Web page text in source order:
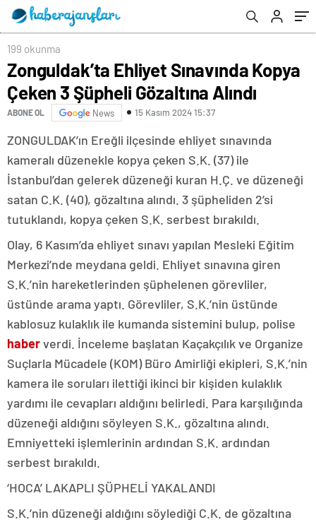
199 okunma
Zonguldak’ta Ehliyet Sınavında Kopya
Çeken 3 Şüpheli Gözaltına Alındı
ABONE OL News 15 Kasım 2024 15:37
ZONGULDAK’ın Ereğli ilçesinde ehliyet sınavında
kameralı düzenekle kopya çeken S.K. (37) ile
İstanbul’dan gelerek düzeneği kuran H.Ç. ve düzeneği
satan C.K. (40), gözaltına alındı. 3 şüpheliden 2’si
tutuklandı, kopya çeken S.K. serbest bırakıldı.
Olay, 6 Kasım’da ehliyet sınavı yapılan Mesleki Eğitim
Merkezi’nde meydana geldi. Ehliyet sınavına giren
S.K.’nin hareketlerinden şüphelenen görevliler,
üstünde arama yaptı. Görevliler, S.K.’nin üstünde
kablosuz kulaklık ile kumanda sistemini bulup, polise
haberverdi. İnceleme başlatan Kaçakçılık ve Organize
Suçlarla Mücadele (KOM) Büro Amirliği ekipleri, S.K.’nin
kamera ile soruları ilettiği ikinci bir kişiden kulaklık
yardımı ile cevapları aldığını belirledi. Para karşılığında
düzeneği aldığını söyleyen S.K., gözaltına alındı.
Emniyetteki işlemlerinin ardından S.K. ardından
serbest bırakıldı.
‘HOCA’ LAKAPLI ŞÜPHELİ YAKALANDI
S.K.’nin düzeneği aldığını söylediği C.K. de gözaltına